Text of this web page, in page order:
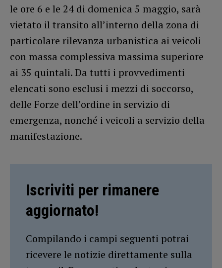
le ore 6 e le 24 di domenica 5 maggio, sarà
vietato il transito all’interno della zona di
particolare rilevanza urbanistica ai veicoli
con massa complessiva massima superiore
ai 35 quintali. Da tutti i provvedimenti
elencati sono esclusi i mezzi di soccorso,
delle Forze dell’ordine in servizio di
emergenza, nonché i veicoli a servizio della
manifestazione.
Iscriviti per rimanere
aggiornato!
Compilando i campi seguenti potrai
ricevere le notizie direttamente sulla